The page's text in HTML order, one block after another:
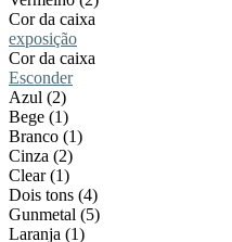
Cor da caixa
exposição
Cor da caixa
Esconder
Azul (2)
Bege (1)
Branco (1)
Cinza (2)
Clear (1)
Dois tons (4)
Gunmetal (5)
Laranja (1)